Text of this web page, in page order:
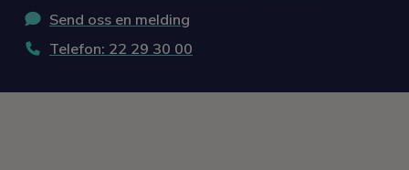
Send oss en melding
Telefon: 22 29 30 00